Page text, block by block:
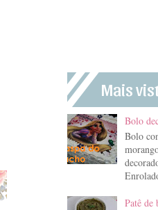
Mais
Bolo
Bolo
Patê de